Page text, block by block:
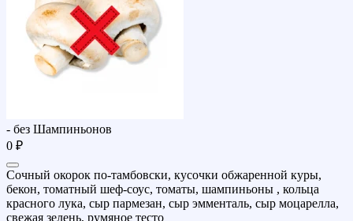
- без Шампиньонов
0 ₽
Cочный окорок по-тамбовски, кусочки обжаренной куры,
бекон, томатный шеф-соус, томаты, шампиньоны , кольца
красного лука, сыр пармезан, сыр эмменталь, сыр моцарелла,
свежая зелень, румяное тесто